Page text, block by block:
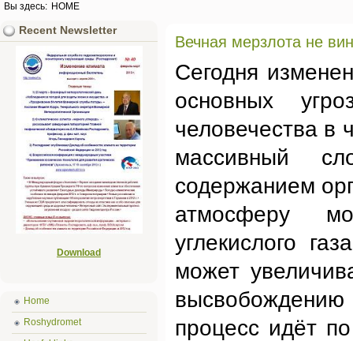
Вы здесь: HOME
Вечная мерзлота не
Сегодня
основных
человечества в
массивный
содержанием
атмосферу
углекислого
может
процесс идёт
Recent Newsletter
Download
Home
Roshydromet